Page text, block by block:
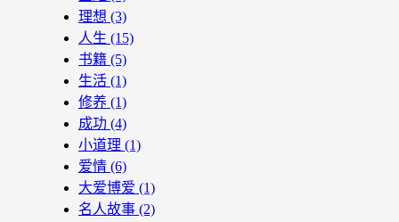
理想 (3)
人生 (15)
书籍 (5)
生活 (1)
修养 (1)
成功 (4)
小道理 (1)
爱情 (6)
大爱博爱 (1)
名人故事 (2)